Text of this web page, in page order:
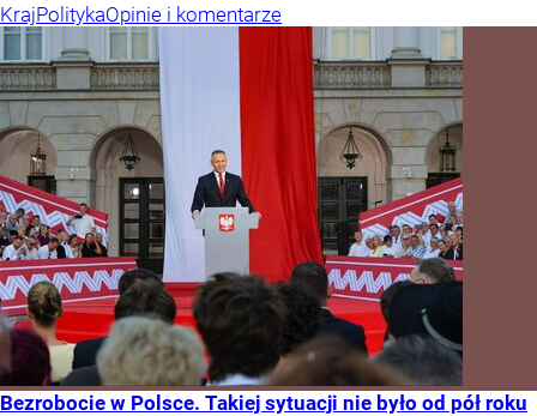
KrajPolitykaOpinie i komentarze
Bezrobocie w Polsce. Takiej sytuacji nie było od pół roku